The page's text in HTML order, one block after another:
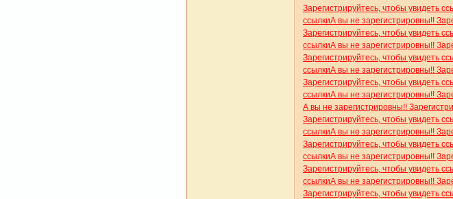
Зарегистрируйтесь, чтобы увидеть
ссылкиА вы не зарегистрировны!!
Зарегистрируйтесь, чтобы увидеть
ссылкиА вы не зарегистрировны!!
Зарегистрируйтесь, чтобы увидеть
ссылкиА вы не зарегистрировны!!
Зарегистрируйтесь, чтобы увидеть
ссылкиА вы не зарегистрировны!!
А вы не зарегистрировны!!
Зарегистрируйтесь, чтобы увидеть
ссылкиА вы не зарегистрировны!!
Зарегистрируйтесь, чтобы увидеть
ссылкиА вы не зарегистрировны!!
Зарегистрируйтесь, чтобы увидеть
ссылкиА вы не зарегистрировны!!
Зарегистрируйтесь, чтобы увидеть